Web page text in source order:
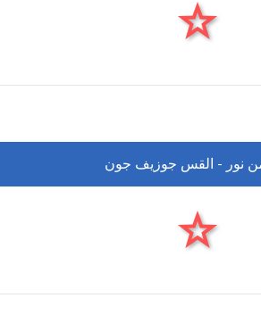
نور - القس جوزيف جون